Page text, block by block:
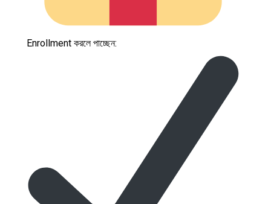
Enrollment করলে পাচ্ছেন: